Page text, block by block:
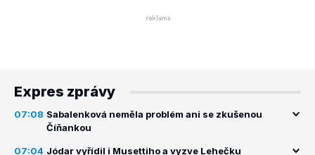
Expres zprávy
07:08 Sabalenková neměla problém ani se zkušenou
Číňankou
07:04 Jódar vyřídil i Musettiho a vyzve Lehečku